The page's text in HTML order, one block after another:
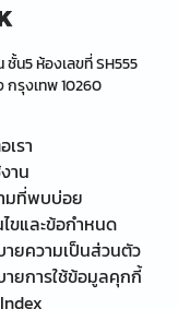
ชั้น5 ห้องเลขที่ SH555
กรุงเทพ 10260
รา
าน
มที่พบบ่อย
ไขและข้อกำหนด
ายความเป็นส่วนตัว
ายการใช้ข้อมูลคุกกี้